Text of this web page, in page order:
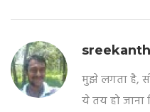
मुझे लगता है,
ये तय हो